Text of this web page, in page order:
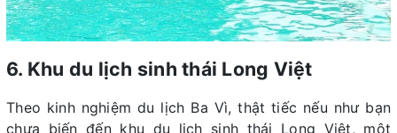
6. Khu du lịch sinh thái Long Việt
Theo kinh nghiệm du lịch Ba Vì, thật tiếc nếu như bạn
chưa biến đến khu du lịch sinh thái Long Việt, một